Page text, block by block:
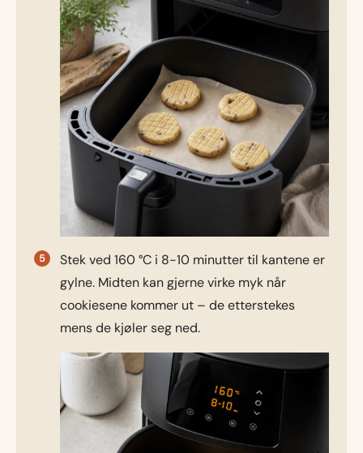
Stek ved 160 °C i 8-10 minutter til kantene er
gylne. Midten kan gjerne virke myk når
cookiesene kommer ut – de etterstekes
mens de kjøler seg ned.